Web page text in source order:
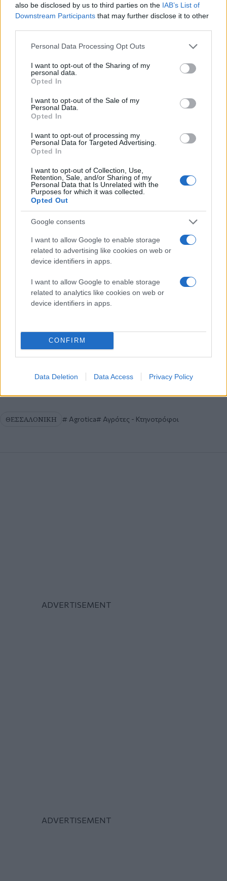
also be disclosed by us to third parties on the IAB’s List of
Downstream Participants that may further disclose it to other
Please note that this website/app uses one or more Google
not limited to your visit or usage behaviour. You may click to
grant or deny consent to Google and its third-party tags to
use your data for below specified purposes in below Google
consent section.
Personal Data Processing Opt Outs
I want to opt-out of the Sharing of my
personal data.
Opted In
I want to opt-out of the Sale of my
Personal Data.
Opted In
I want to opt-out of processing my
Personal Data for Targeted Advertising.
Opted In
I want to opt-out of Collection, Use,
Retention, Sale, and/or Sharing of my
Personal Data that Is Unrelated with the
Purposes for which it was collected.
Opted Out
Google consents
I want to allow Google to enable storage
related to advertising like cookies on web or
device identifiers in apps.
I want to allow Google to enable storage
related to analytics like cookies on web or
device identifiers in apps.
CONFIRM
Data Deletion Data Access Privacy Policy
Το «εκρηκτικό κοκτέιλ» των ανατιμήσεων
πόλεμος στον Κόλπο(Μέση Ανατολή) έχουν επιφέρει
καίρια πλήγματα στον κλάδο. Οι αγρότες καταγγέλουν
αυξήσεις σε λιπάσματα 40% και στο πετρέλαιο 30%, ενώ
όπως υποστηρίζουν οι αυξήσεις παρατηρούνται σε
αποθέματα που προϋπήρχαν.
Ρίζος Μαρούδας, πρόεδρος της Ομοσπονδίας Αγροτικών
Συλλόγων Λάρισας, έστειλε μήνυμα ενότητας και επιμονής,
χρονιά. «Δεν χρειάζεται απογοήτευση, χρειάζεται
οργάνωση. Θα συνεχίσουμε μέχρι τη δικαίωση των βασικών
μας αιτημάτων. Η ζωή μας χειροτερεύει και η επόμενη
Agrotica: Τα εγκαίνια το απόγευμα
ΔΕΘ, ουπουργός Αγροτικής Ανάπτυξης και Τροφίμων,
φέρνει κοντά παραγωγούς, επιχειρήσεις, ερευνητικά
ιδρύματακαιφορείς του πρωτογενούς τομέα
από
Ελλάδα και το εξωτερικό
ομιλία του, ο κ. Τσιάρας θα αναλύσει τις
προκλήσεις
της σύγχρονης αγροτικής παραγωγής, ταπροβλήματα
αντιμετωπίζουν οιπαραγωγοί
Κάνε κλικ και δες περισσότερο
αναζήτηση της
ΘΕΣΣΑΛΟΝΙΚΗ Agrotica Αγρότες - Κτηνοτρόφοι